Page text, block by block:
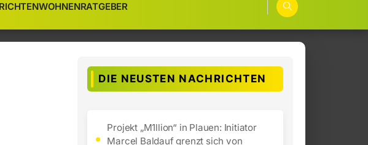
WOHNENRATGEBER
DIE NEUSTEN NACHRICHTEN
Projekt „M1llion“ in Plauen: Initiator
Marcel Baldauf grenzt sich von